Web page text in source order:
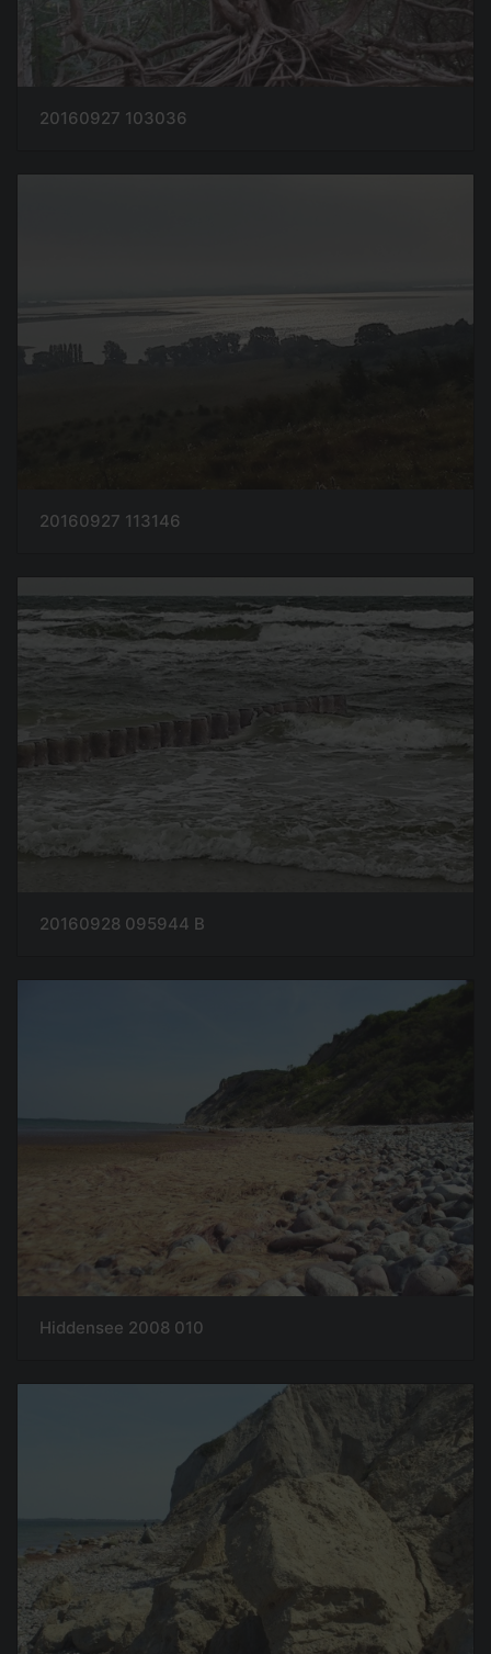
20160927 103036
20160927 113146
20160928 095944 B
Hiddensee 2008 010